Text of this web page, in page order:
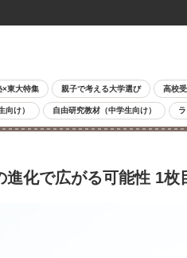
×東大特集 親子で考える大学選び 高校
向け） 自由研究教材（中学生向け）
化で広がる可能性 1枚